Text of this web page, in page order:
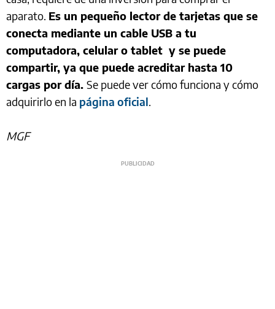
aparato. Es un pequeño lector de tarjetas que se
conecta mediante un cable USB a tu
computadora, celular o tablet y se puede
compartir, ya que puede acreditar hasta 10
cargas por día. Se puede ver cómo funciona y cómo
adquirirlo en la página oficial.
MGF